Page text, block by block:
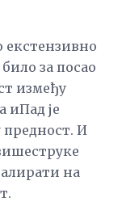
екстензивно
за посао
између
иПад је
предност. И
на